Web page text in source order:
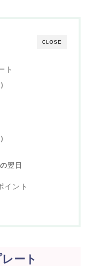
CLOSE
ト
翌日
イント
ート